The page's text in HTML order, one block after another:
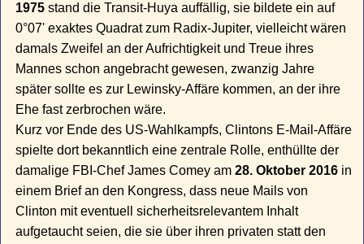
1975 stand die Transit-Huya auffällig, sie bildete ein auf
0°07' exaktes Quadrat zum Radix-Jupiter, vielleicht wären
damals Zweifel an der Aufrichtigkeit und Treue ihres
Mannes schon angebracht gewesen, zwanzig Jahre
später sollte es zur Lewinsky-Affäre kommen, an der ihre
Ehe fast zerbrochen wäre.
Kurz vor Ende des US-Wahlkampfs, Clintons E-Mail-Affäre
spielte dort bekanntlich eine zentrale Rolle, enthüllte der
damalige FBI-Chef James Comey am28. Oktober 2016 in
einem Brief an den Kongress, dass neue Mails von
Clinton mit eventuell sicherheitsrelevantem Inhalt
aufgetaucht seien, die sie über ihren privaten statt den